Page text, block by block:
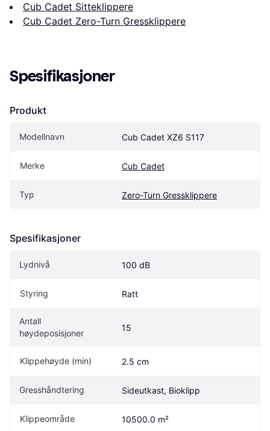
Cub Cadet Sitteklippere
Cub Cadet Zero-Turn Gressklippere
Spesifikasjoner
Produkt
Modellnavn Cub Cadet XZ6 S117
Merke Cub Cadet
Typ Zero-Turn Gressklippere
Spesifikasjoner
Lydnivå 100 dB
Styring Ratt
Antall
høydeposisjoner
15
Klippehøyde (min) 2.5 cm
Gresshåndtering Sideutkast, Bioklipp
Klippeområde 10500.0 m²